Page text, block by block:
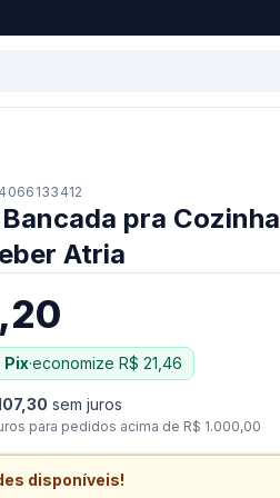
pra Cozinha
Atria
·economize R$ 21,46
sem juros
para pedidos acima de R$ 1.000,00
disponíveis!